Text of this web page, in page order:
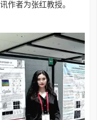
作者为张红教授。